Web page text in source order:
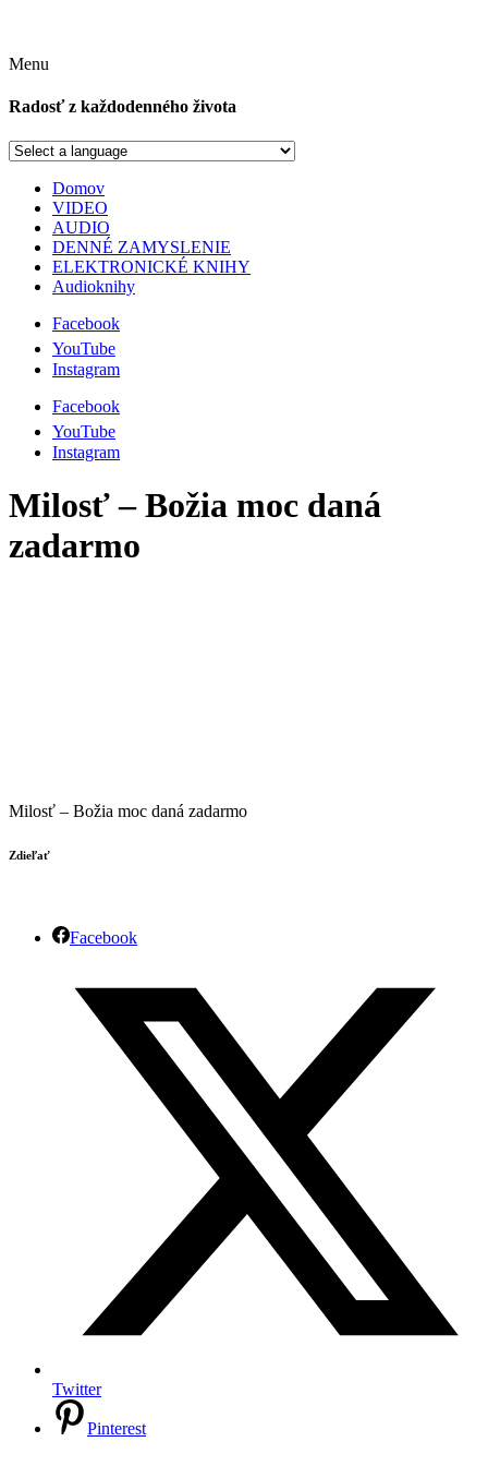
Menu
Radosť z každodenného života
Domov
VIDEO
AUDIO
DENNÉ ZAMYSLENIE
ELEKTRONICKÉ KNIHY
Audioknihy
Facebook
YouTube
Instagram
Facebook
YouTube
Instagram
Milosť – Božia moc daná
zadarmo
Milosť – Božia moc daná zadarmo
Zdieľať
Facebook
Twitter
Pinterest